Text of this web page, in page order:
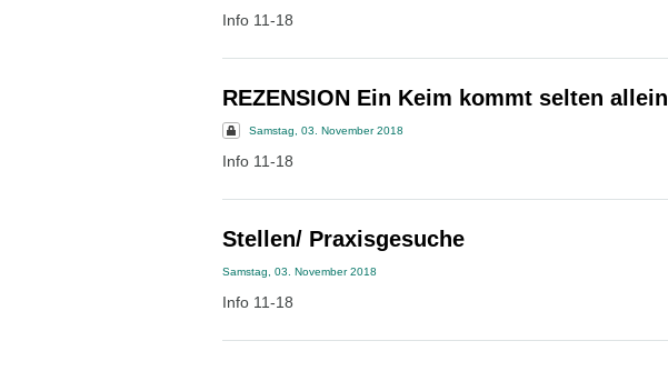
Info 11-18
REZENSION Ein Keim kommt selten allein
Samstag, 03. November 2018
Info 11-18
Stellen/ Praxisgesuche
Samstag, 03. November 2018
Info 11-18